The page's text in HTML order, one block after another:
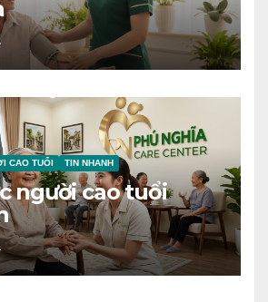
CAO TUỔI TIN NHANH
người cao tuổi